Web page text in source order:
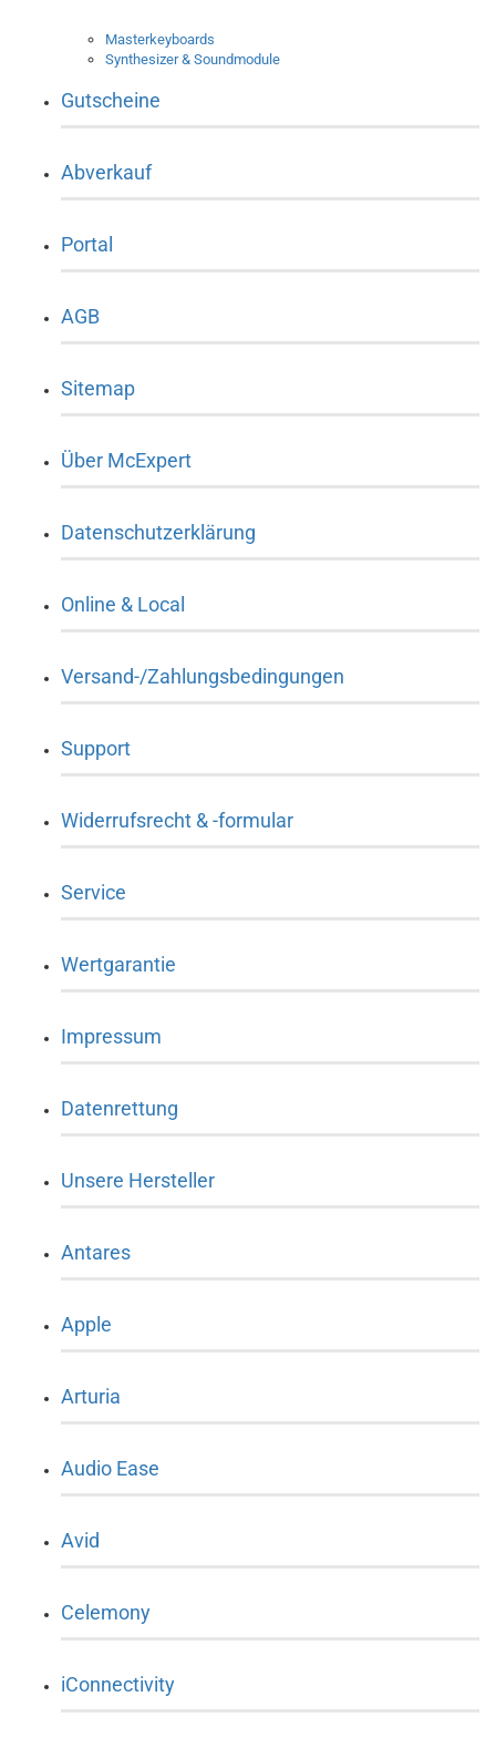
Masterkeyboards
Synthesizer & Soundmodule
Gutscheine
Abverkauf
Portal
AGB
Sitemap
Über McExpert
Datenschutzerklärung
Online & Local
Versand-/Zahlungsbedingungen
Support
Widerrufsrecht & -formular
Service
Wertgarantie
Impressum
Datenrettung
Unsere Hersteller
Antares
Apple
Arturia
Audio Ease
Avid
Celemony
iConnectivity